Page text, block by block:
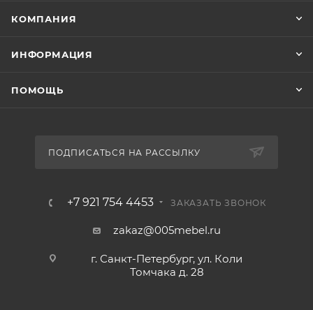
КОМПАНИЯ
ИНФОРМАЦИЯ
ПОМОЩЬ
ПОДПИСАТЬСЯ НА РАССЫЛКУ
+7 921 754 4453 ЗАКАЗАТЬ ЗВОНОК
zakaz@005mebel.ru
г. Санкт-Петербург, ул. Коли
Томчака д. 28